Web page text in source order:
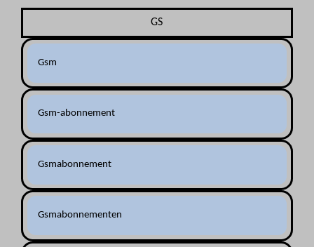
GS
Gsm
Gsm-abonnement
Gsmabonnement
Gsmabonnementen